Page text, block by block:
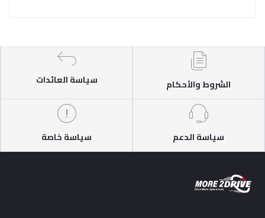
الشروط والأحكام سياسة العائدات
سياسة الدعم سياسة خاصة